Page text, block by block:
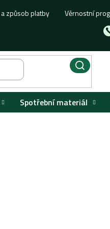
způsob platby Věrnostní
Spotřební materiál